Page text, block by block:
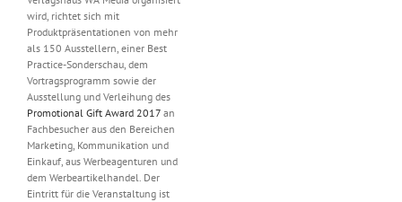
wird, richtet sich mit
Produktpräsentationen von mehr
als 150 Ausstellern, einer Best
Practice-Sonderschau, dem
Vortragsprogramm sowie der
Ausstellung und Verleihung des
Promotional Gift Award 2017 an
Fachbesucher aus den Bereichen
Marketing, Kommunikation und
Einkauf, aus Werbeagenturen und
dem Werbeartikelhandel. Der
Eintritt für die Veranstaltung ist